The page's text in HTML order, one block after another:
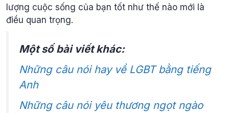
lượng cuộc sống của bạn tốt như thế nào mới là
điều quan trọng.
Một số bài viết khác:
Những câu nói hay về LGBT bằng tiếng
Anh
Những câu nói yêu thương ngọt ngào